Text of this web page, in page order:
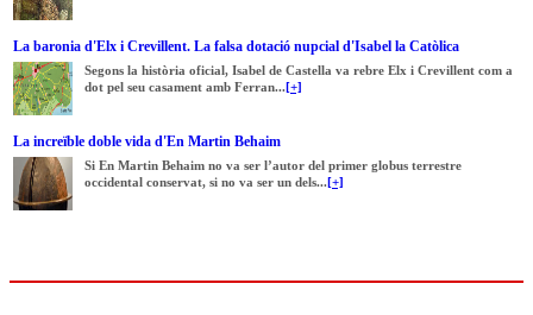
La baronia d'Elx i Crevillent. La falsa dotació nupcial d'Isabel la Catòlica
Segons la història oficial, Isabel de Castella va rebre Elx i Crevillent com a
dot pel seu casament amb Ferran...[+]
La increïble doble vida d'En Martin Behaim
Si En Martin Behaim no va ser l’autor del primer globus terrestre
occidental conservat, si no va ser un dels...[+]